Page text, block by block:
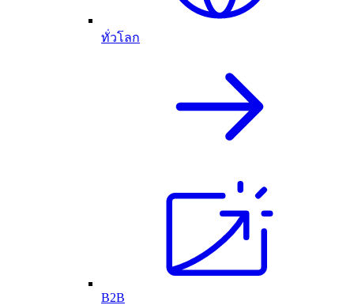
ทั่วโลก
B2B